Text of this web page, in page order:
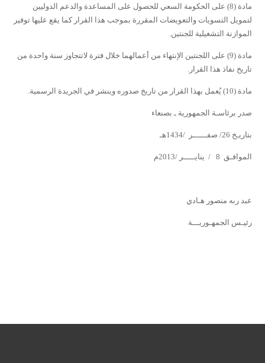
مادة (8)
على الحكومة السعي للحصول على المساعدة والدعم الدوليين
لتمويل التسويات والتعويضات المقررة بموجب هذا القرار كما يقع عليها توفير
الموازنة التشغيلية للجنتين.
مادة (9)
على اللجنتين الإنتهاء من أعمالهما خلال فترة لاتتجاوز سنة واحدة من
تاريخ نفاذ هذا القرار.
مادة (10) يُعمل بهذا القرار من تاريخ صدوره وينشر في الجريدة الرسمية.
صدر برئاسـة الجمهورية ـ بصنعاء
بتاريـخ 26/ صفــــــر /1434هـ
الموافـق 8 / ينايـــــر /2013م
عبد ربه منصور هـادي
رئيـس الجمهـوريـــة